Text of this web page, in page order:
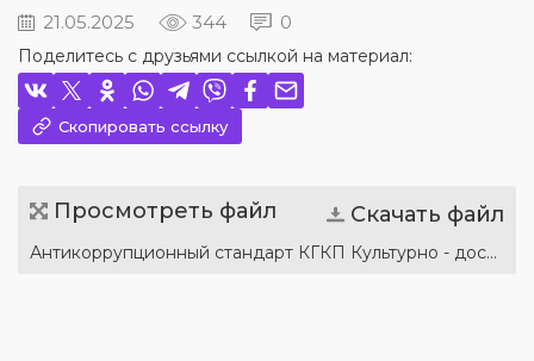
21.05.2025 344 0
Поделитесь с друзьями ссылкой на материал:
Скопировать ссылку
Просмотреть файл Скачать файл
Антикоррупционный стандарт КГКП Культурно - досуговый центр.pdf